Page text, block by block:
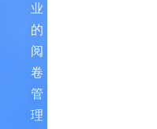
业
的
阅
卷
管
理